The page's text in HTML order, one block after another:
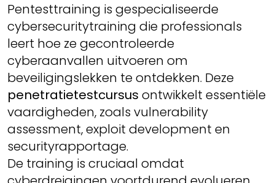
Pentesttraining is gespecialiseerde
cybersecuritytraining die professionals
leert hoe ze gecontroleerde
cyberaanvallen uitvoeren om
beveiligingslekken te ontdekken. Deze
penetratietestcursus ontwikkelt essentiële
vaardigheden, zoals vulnerability
assessment, exploit development en
securityrapportage.
De training is cruciaal omdat